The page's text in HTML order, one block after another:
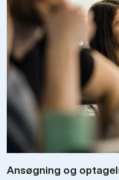
An­søg­ning og